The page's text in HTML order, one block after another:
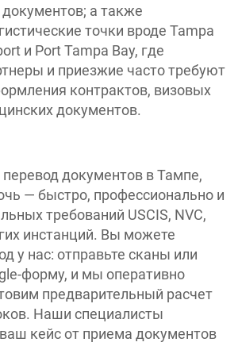
а также
точки вроде Tampa
и Port Tampa Bay, где
и приезжие часто требуют
контрактов, визовых
документов.
документов в Тампе,
— быстро, профессионально и
требований USCIS, NVC,
инстанций. Вы можете
у нас: отправьте сканы или
форму, и мы оперативно
предварительный расчет
Наши специалисты
кейс от приема документов